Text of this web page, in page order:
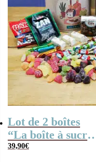
Lot de 2 boîtes
“La boîte à sucre
de ma mamie”
39,90€